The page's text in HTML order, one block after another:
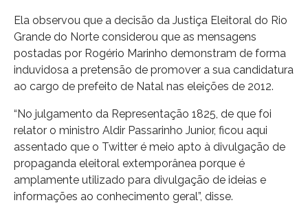
Ela observou que a decisão da Justiça Eleitoral do Rio
Grande do Norte considerou que as mensagens
postadas por Rogério Marinho demonstram de forma
induvidosa a pretensão de promover a sua candidatura
ao cargo de prefeito de Natal nas eleições de 2012.
“No julgamento da Representação 1825, de que foi
relator o ministro Aldir Passarinho Junior, ficou aqui
assentado que o Twitter é meio apto à divulgação de
propaganda eleitoral extemporânea porque é
amplamente utilizado para divulgação de ideias e
informações ao conhecimento geral”, disse.